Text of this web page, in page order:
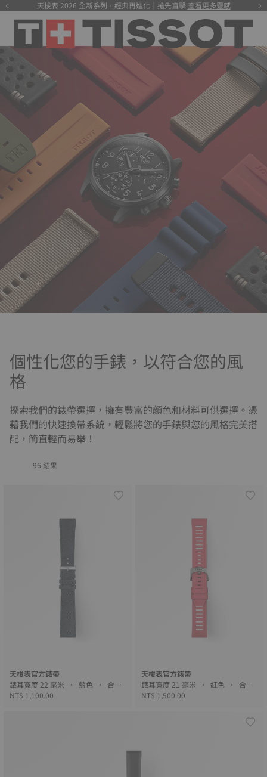
天梭表 2026 全新系列，經典再進化｜搶先直擊 查看更多靈感
個性化您的手錶，以符合您的風
格
探索我們的錶帶選擇，擁有豐富的顏色和材料可供選擇。憑
藉我們的快速換帶系統，輕鬆將您的手錶與您的風格完美搭
配，簡直輕而易舉！
96 結果
天梭表官方錶帶
錶耳寬度 22 毫米 • 藍色 • 合成
材料
NT$ 1,100.00
天梭表官方錶帶
錶耳寬度 21 毫米 • 紅色 • 合成
材料
NT$ 1,500.00